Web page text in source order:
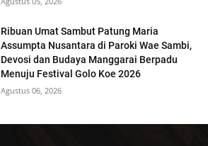
Ribuan Umat Sambut Patung Maria
Assumpta Nusantara di Paroki Wae Sambi,
Devosi dan Budaya Manggarai Berpadu
Menuju Festival Golo Koe 2026
Agustus 06, 2026